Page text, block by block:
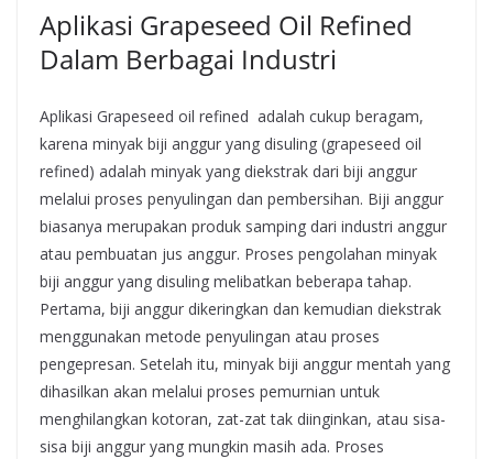
Aplikasi Grapeseed Oil Refined
Dalam Berbagai Industri
Aplikasi Grapeseed oil refined adalah cukup beragam,
karena minyak biji anggur yang disuling (grapeseed oil
refined) adalah minyak yang diekstrak dari biji anggur
melalui proses penyulingan dan pembersihan. Biji anggur
biasanya merupakan produk samping dari industri anggur
atau pembuatan jus anggur. Proses pengolahan minyak
biji anggur yang disuling melibatkan beberapa tahap.
Pertama, biji anggur dikeringkan dan kemudian diekstrak
menggunakan metode penyulingan atau proses
pengepresan. Setelah itu, minyak biji anggur mentah yang
dihasilkan akan melalui proses pemurnian untuk
menghilangkan kotoran, zat-zat tak diinginkan, atau sisa-
sisa biji anggur yang mungkin masih ada. Proses